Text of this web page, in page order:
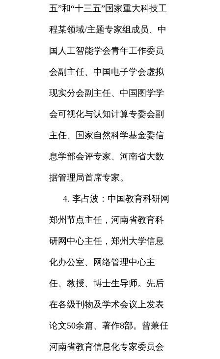
五”和“十三五”国家重大科技工
程某领域/主题专家组成员、中
国人工智能学会青年工作委员
会副主任、中国电子学会虚拟
现实分会副主任、中国图学学
会可视化与认知计算专委会副
主任、国家自然科学基金委信
息学部会评专家、河南省大数
据管理局首席专家。
4. 李占波：中国教育科研网
郑州节点主任，河南省教育科
研网中心主任，郑州大学信息
化办公室、网络管理中心主
任、教授、博士生导师。先后
在各级刊物及学术会议上发表
论文50余篇、著作8部。曾兼任
河南省教育信息化专家委员会